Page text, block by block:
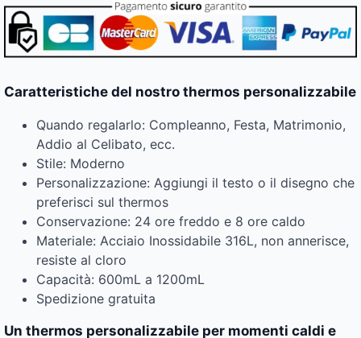
Caratteristiche del nostro thermos personalizzabile
Quando regalarlo: Compleanno, Festa, Matrimonio,
Addio al Celibato, ecc.
Stile: Moderno
Personalizzazione: Aggiungi il testo o il disegno che
preferisci sul thermos
Conservazione: 24 ore freddo e 8 ore caldo
Materiale: Acciaio Inossidabile 316L, non annerisce,
resiste al cloro
Capacità: 600mL a 1200mL
Spedizione gratuita
Un thermos personalizzabile per momenti caldi e